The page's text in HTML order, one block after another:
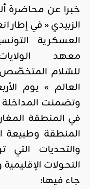
خبرا عن محاضرة
الزبيدي « في إطار
العسكرية
معهد
للسّلام
وتضمنت
في المنطقة
المنطقة وطبيعة
والتحديات
التحولات
جاء فيها: